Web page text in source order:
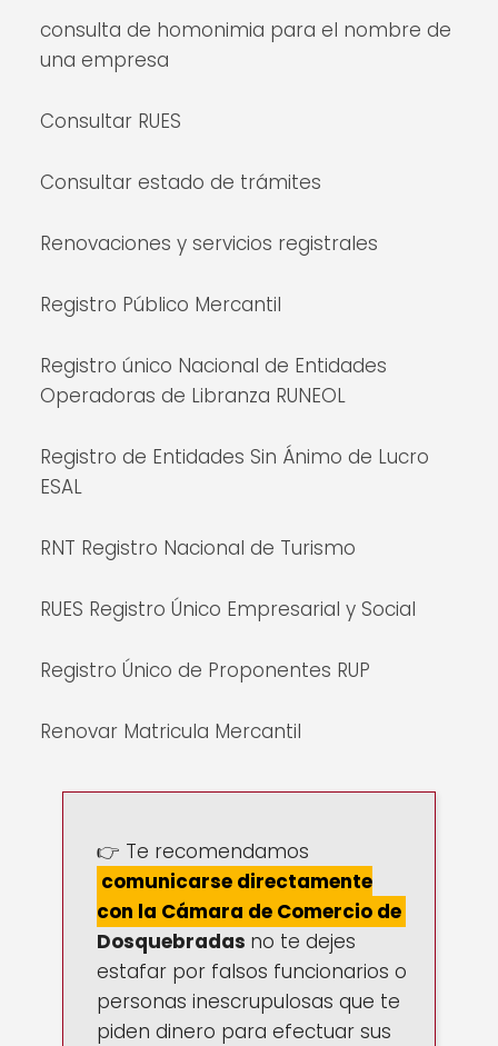
consulta de homonimia para el nombre de
una empresa
Consultar RUES
Consultar estado de trámites
Renovaciones y servicios registrales
Registro Público Mercantil
Registro único Nacional de Entidades
Operadoras de Libranza RUNEOL
Registro de Entidades Sin Ánimo de Lucro
ESAL
RNT Registro Nacional de Turismo
RUES Registro Único Empresarial y Social
Registro Único de Proponentes RUP
Renovar Matricula Mercantil
👉 Te recomendamos
comunicarse directamente
con la Cámara de Comercio de
Dosquebradas no te dejes
estafar por falsos funcionarios o
personas inescrupulosas que te
piden dinero para efectuar sus